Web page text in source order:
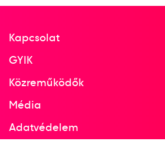
Kapcsolat
GYIK
Közreműködők
Média
Adatvédelem